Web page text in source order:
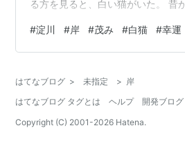
る方を見ると、白い猫がいた。 昔
ある。 茂みにいた白猫を見て、「
すよ」と思い、幸運に逃げられな
れてもね。自分で努力しないと」
気がした
#淀川 #岸 #茂み #白猫 #幸運
はてなブログ > 未指定 > 岸
はてなブログ タグとは
ヘルプ 開発ブログ
Copyright (C) 2001-2026 Hatena.